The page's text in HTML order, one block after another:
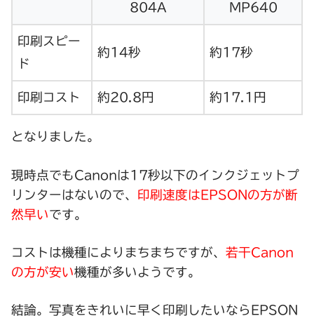
804A
MP640
印刷スピー
ド
約14秒 約17秒
印刷コスト 約20.8円 約17.1円
となりました。
現時点でもCanonは17秒以下のインクジェットプ
リンターはないので、
印刷速度はEPSONの方が断
然早いです。
コストは機種によりまちまちですが、 若干Canon
の方が安い機種が多いようです。
結論。写真をきれいに早く印刷したいならEPSON